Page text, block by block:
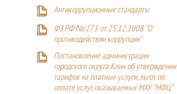
Антикоррупционные стандарты
ФЗ РФ №273 от 25.12.2008 "О
противодействии коррупции"
Постановление администрации
городского округа Клин об утверждении
тарифов на платные услуги, льгот по
оплате услуг, оказываемых МАУ "МФЦ"